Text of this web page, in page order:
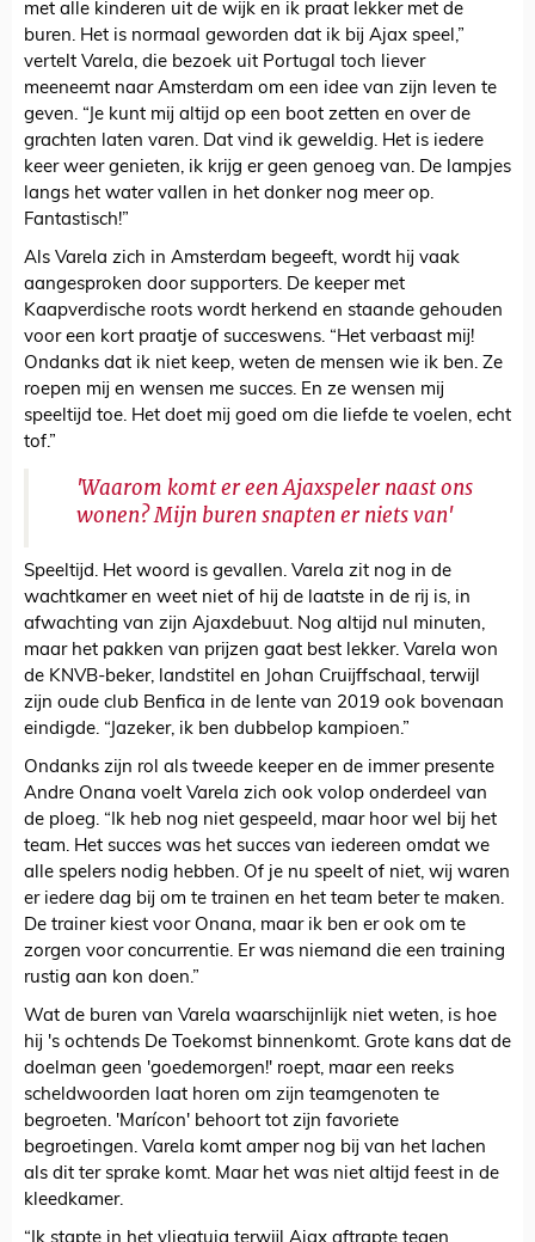
met alle kinderen uit de wijk en ik praat lekker met de
buren. Het is normaal geworden dat ik bij Ajax speel,”
vertelt Varela, die bezoek uit Portugal toch liever
meeneemt naar Amsterdam om een idee van zijn leven te
geven. “Je kunt mij altijd op een boot zetten en over de
grachten laten varen. Dat vind ik geweldig. Het is iedere
keer weer genieten, ik krijg er geen genoeg van. De lampjes
langs het water vallen in het donker nog meer op.
Fantastisch!”
Als Varela zich in Amsterdam begeeft, wordt hij vaak
aangesproken door supporters. De keeper met
Kaapverdische roots wordt herkend en staande gehouden
voor een kort praatje of succeswens. “Het verbaast mij!
Ondanks dat ik niet keep, weten de mensen wie ik ben. Ze
roepen mij en wensen me succes. En ze wensen mij
speeltijd toe. Het doet mij goed om die liefde te voelen, echt
tof.”
'Waarom komt er een Ajaxspeler naast ons
wonen? Mijn buren snapten er niets van'
Speeltijd. Het woord is gevallen. Varela zit nog in de
wachtkamer en weet niet of hij de laatste in de rij is, in
afwachting van zijn Ajaxdebuut. Nog altijd nul minuten,
maar het pakken van prijzen gaat best lekker. Varela won
de KNVB-beker, landstitel en Johan Cruijffschaal, terwijl
zijn oude club Benfica in de lente van 2019 ook bovenaan
eindigde. “Jazeker, ik ben dubbelop kampioen.”
Ondanks zijn rol als tweede keeper en de immer presente
Andre Onana voelt Varela zich ook volop onderdeel van
de ploeg. “Ik heb nog niet gespeeld, maar hoor wel bij het
team. Het succes was het succes van iedereen omdat we
alle spelers nodig hebben. Of je nu speelt of niet, wij waren
er iedere dag bij om te trainen en het team beter te maken.
De trainer kiest voor Onana, maar ik ben er ook om te
zorgen voor concurrentie. Er was niemand die een training
rustig aan kon doen.”
Wat de buren van Varela waarschijnlijk niet weten, is hoe
hij 's ochtends De Toekomst binnenkomt. Grote kans dat de
doelman geen 'goedemorgen!' roept, maar een reeks
scheldwoorden laat horen om zijn teamgenoten te
begroeten. 'Marícon' behoort tot zijn favoriete
begroetingen. Varela komt amper nog bij van het lachen
als dit ter sprake komt. Maar het was niet altijd feest in de
kleedkamer.